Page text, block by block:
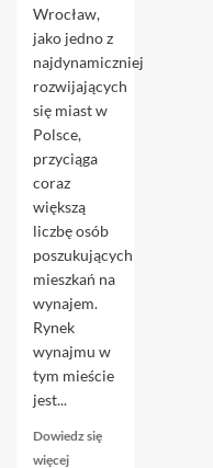
Wrocław,
jako jedno z
najdynamiczniej
rozwijających
się miast w
Polsce,
przyciąga
coraz
większą
liczbę osób
poszukujących
mieszkań na
wynajem.
Rynek
wynajmu w
tym mieście
jest...
Dowiedz się
więcejDowiedz